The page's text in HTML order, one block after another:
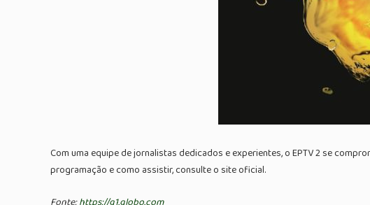
Com uma equipe de jornalistas dedicados e experientes, o EPTV 2 se
programação e como assistir, consulte o site oficial.